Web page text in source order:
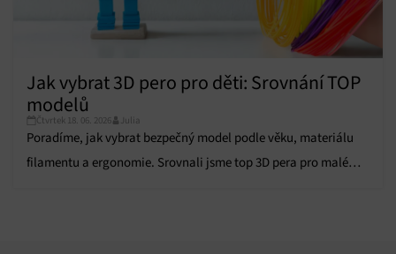
Jak vybrat 3D pero pro děti: Srovnání TOP
modelů
Čtvrtek 18. 06. 2026 Julia
Poradíme, jak vybrat bezpečný model podle věku, materiálu
filamentu a ergonomie. Srovnali jsme top 3D pera pro malé